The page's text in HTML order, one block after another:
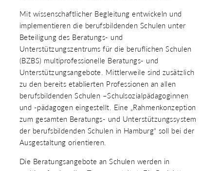
SCHULEN
& ABSCHLÜSSE
& RECHT
PUBLIKATIONEN/TERMINE
Mit wissenschaftlicher Begleitung entwickeln und
implementieren die berufsbildenden Schulen unter
Beteiligung des Beratungs- und
Unterstützungszentrums für die beruflichen Schulen
(BZBS) multiprofessionelle Beratungs- und
Unterstützungsangebote. Mittlerweile sind zusätzlich
zu den bereits etablierten Professionen an allen
berufsbildenden Schulen –Schulsozialpädagoginnen
und -pädagogen eingestellt. Eine „Rahmenkonzeption
zum gesamten Beratungs- und Unterstützungssystem
der berufsbildenden Schulen in Hamburg“ soll bei der
Ausgestaltung orientieren.
Die Beratungsangebote an Schulen werden in